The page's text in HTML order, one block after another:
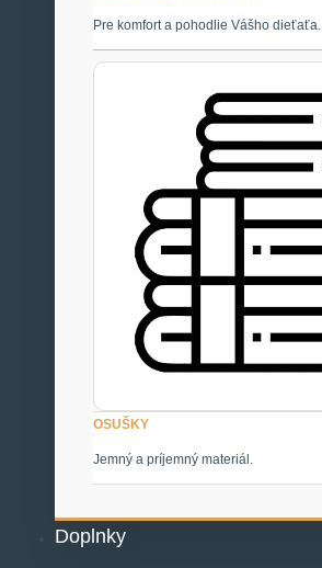
Pre komfort a pohodlie Vášho dieťaťa.
OSUŠKY
Jemný a príjemný materiál.
Doplnky